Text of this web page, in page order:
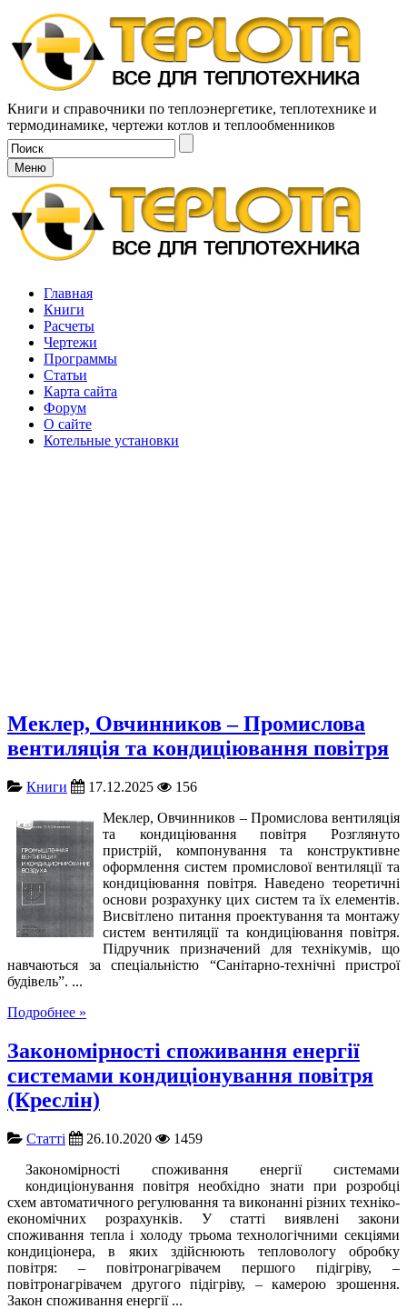
Книги и справочники по теплоэнергетике, теплотехнике и
термодинамике, чертежи котлов и теплообменников
Меню
Главная
Книги
Расчеты
Чертежи
Программы
Статьи
Карта сайта
Форум
О сайте
Котельные установки
Меклер, Овчинников – Промислова
вентиляція та кондиціювання повітря
Книги 17.12.2025
156
Меклер, Овчинников – Промислова вентиляція
та кондиціювання повітря Розглянуто
пристрій, компонування та конструктивне
оформлення систем промислової вентиляції та
кондиціювання повітря. Наведено теоретичні
основи розрахунку цих систем та їх елементів.
Висвітлено питання проектування та монтажу
систем вентиляції та кондиціювання повітря.
Підручник призначений для технікумів, що
навчаються за спеціальністю “Санітарно-технічні пристрої
будівель”. ...
Подробнее »
Закономірності споживання енергії
системами кондиціонування повітря
(Креслін)
Cтатті 26.10.2020
1459
Закономірності споживання енергії системами
кондиціонування повітря необхідно знати при розробці
схем автоматичного регулювання та виконанні різних техніко-
економічних розрахунків. У статті виявлені закони
споживання тепла і холоду трьома технологічними секціями
кондиціонера, в яких здійснюють тепловологу обробку
повітря: – повітронагрівачем першого підігріву, –
повітронагрівачем другого підігріву, – камерою зрошення.
Закон споживання енергії ...